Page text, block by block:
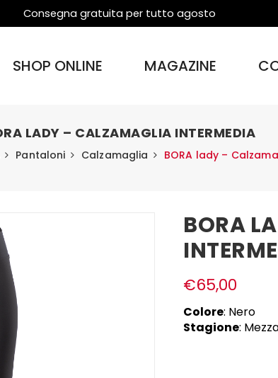
Consegna gratuita per tutto agosto
SHOP ONLINE MAGAZINE
LADY – CALZAMAGLIA INTERMEDIA
Pantaloni Calzamaglia BORA lady –
BORA
€65,00
Colore: Nero
Stagione: